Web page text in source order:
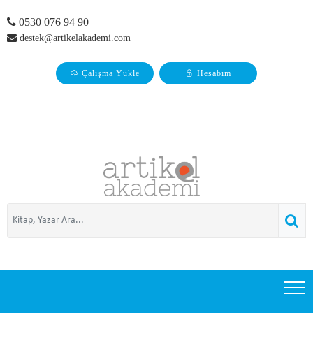
0530 076 94 90
destek@artikelakademi.com
Çalışma Yükle Hesabım